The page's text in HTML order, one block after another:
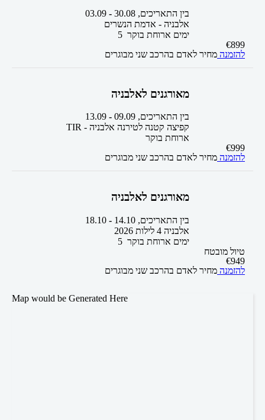
בין התאריכים, -
03.09
אלבניה - אדמת הנשרים
5 ימים ארוחת בוקר
€899
להזמנה מחיר לאדם בהרכב שני מבוגרים
מאורגנים לאלבניה
בין התאריכים, -
13.09
קפיצה קטנה לטירנה אלבניה - TIR
ארוחת בוקר
€999
להזמנה מחיר לאדם בהרכב שני מבוגרים
מאורגנים לאלבניה
בין התאריכים, -
18.10
אלבניה 4 לילות 2026
5 ימים ארוחת בוקר
טיול מובטח
€949
להזמנה מחיר לאדם בהרכב שני מבוגרים
Map would be Generated Here